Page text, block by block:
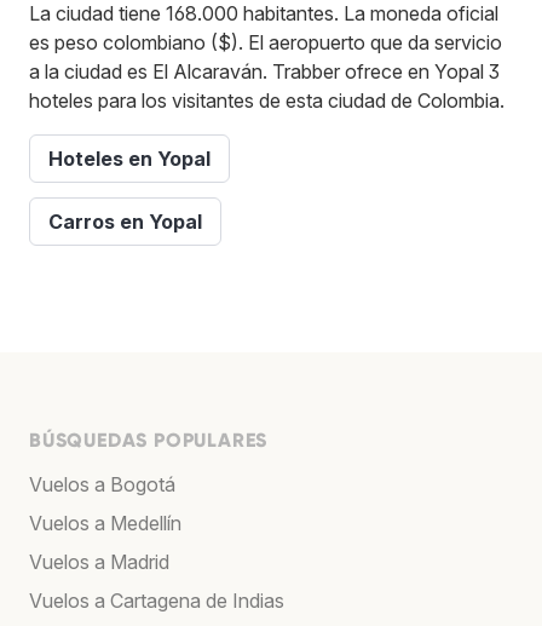
La ciudad tiene 168.000 habitantes. La moneda oficial
es peso colombiano ($). El aeropuerto que da servicio
a la ciudad es El Alcaraván. Trabber ofrece en Yopal 3
hoteles para los visitantes de esta ciudad de Colombia.
Hoteles en Yopal
Carros en Yopal
BÚSQUEDAS POPULARES
Vuelos a Bogotá
Vuelos a Medellín
Vuelos a Madrid
Vuelos a Cartagena de Indias